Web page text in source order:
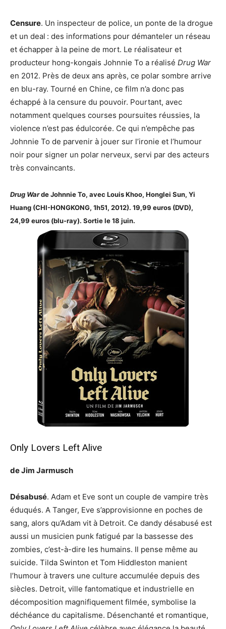
Censure. Un inspecteur de police, un ponte de la drogue
et un deal : des informations pour démanteler un réseau
et échapper à la peine de mort. Le réalisateur et
producteur hong-kongais Johnnie To a réalisé Drug War
en 2012. Près de deux ans après, ce polar sombre arrive
en blu-ray. Tourné en Chine, ce film n’a donc pas
échappé à la censure du pouvoir. Pourtant, avec
notamment quelques courses poursuites réussies, la
violence n’est pas édulcorée. Ce qui n’empêche pas
Johnnie To de parvenir à jouer sur l’ironie et l’humour
noir pour signer un polar nerveux, servi par des acteurs
très convaincants.
Drug Warde Johnnie To, avec Louis Khoo, Honglei Sun, Yi
Huang (CHI-HONGKONG, 1h51, 2012). 19,99 euros (DVD),
24,99 euros (blu-ray). Sortie le 18 juin.
Only Lovers Left Alive
de Jim Jarmusch
Désabusé. Adam et Eve sont un couple de vampire très
éduqués. A Tanger, Eve s’approvisionne en poches de
sang, alors qu’Adam vit à Detroit. Ce dandy désabusé est
aussi un musicien punk fatigué par la bassesse des
zombies, c’est-à-dire les humains. Il pense même au
suicide. Tilda Swinton et Tom Hiddleston manient
l’humour à travers une culture accumulée depuis des
siècles. Detroit, ville fantomatique et industrielle en
décomposition magnifiquement filmée, symbolise la
déchéance du capitalisme. Désenchanté et romantique,